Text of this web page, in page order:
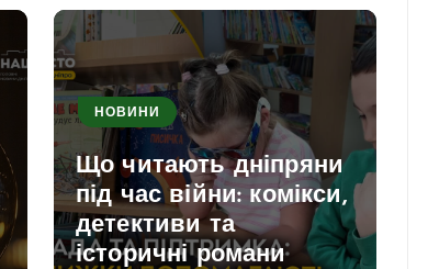
НОВИНИ
Що читають дніпряни
під час війни: комікси,
детективи та
історичні романи